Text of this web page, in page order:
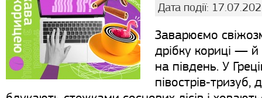
Дата події:
Заварюємо
дрібку кориці —
на південь. У
півострів‑тризуб,